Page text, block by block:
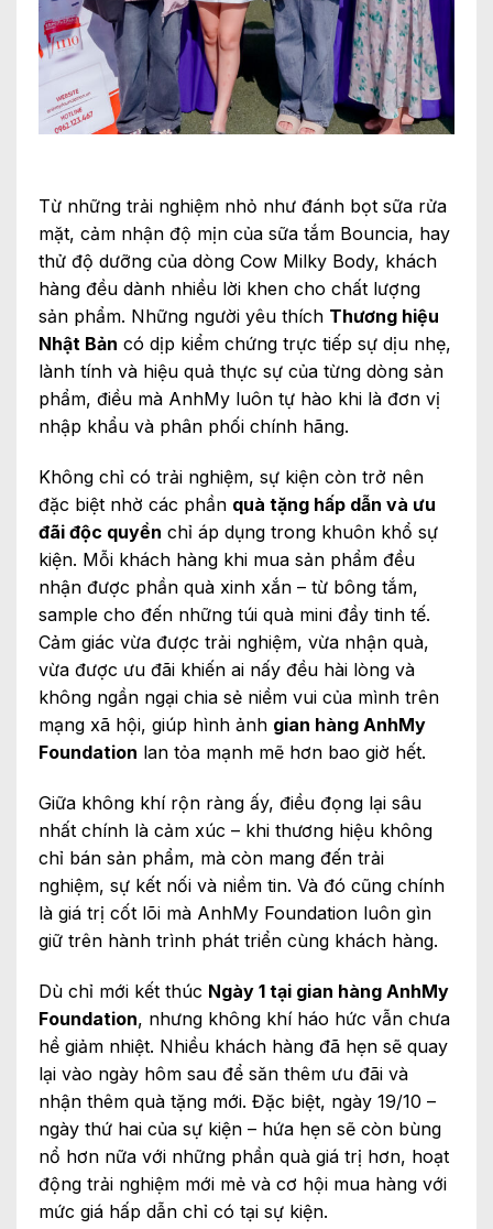
Từ những trải nghiệm nhỏ như đánh bọt sữa rửa
mặt, cảm nhận độ mịn của sữa tắm Bouncia, hay
thử độ dưỡng của dòng Cow Milky Body, khách
hàng đều dành nhiều lời khen cho chất lượng
sản phẩm. Những người yêu thích Thương hiệu
Nhật Bản có dịp kiểm chứng trực tiếp sự dịu nhẹ,
lành tính và hiệu quả thực sự của từng dòng sản
phẩm, điều mà AnhMy luôn tự hào khi là đơn vị
nhập khẩu và phân phối chính hãng.
Không chỉ có trải nghiệm, sự kiện còn trở nên
đặc biệt nhờ các phần quà tặng hấp dẫn và ưu
đãi độc quyền chỉ áp dụng trong khuôn khổ sự
kiện. Mỗi khách hàng khi mua sản phẩm đều
nhận được phần quà xinh xắn – từ bông tắm,
sample cho đến những túi quà mini đầy tinh tế.
Cảm giác vừa được trải nghiệm, vừa nhận quà,
vừa được ưu đãi khiến ai nấy đều hài lòng và
không ngần ngại chia sẻ niềm vui của mình trên
mạng xã hội, giúp hình ảnh gian hàng AnhMy
Foundation lan tỏa mạnh mẽ hơn bao giờ hết.
Giữa không khí rộn ràng ấy, điều đọng lại sâu
nhất chính là cảm xúc – khi thương hiệu không
chỉ bán sản phẩm, mà còn mang đến trải
nghiệm, sự kết nối và niềm tin. Và đó cũng chính
là giá trị cốt lõi mà AnhMy Foundation luôn gìn
giữ trên hành trình phát triển cùng khách hàng.
Dù chỉ mới kết thúc Ngày 1 tại gian hàng AnhMy
Foundation, nhưng không khí háo hức vẫn chưa
hề giảm nhiệt. Nhiều khách hàng đã hẹn sẽ quay
lại vào ngày hôm sau để săn thêm ưu đãi và
nhận thêm quà tặng mới. Đặc biệt, ngày 19/10 –
ngày thứ hai của sự kiện – hứa hẹn sẽ còn bùng
nổ hơn nữa với những phần quà giá trị hơn, hoạt
động trải nghiệm mới mẻ và cơ hội mua hàng với
mức giá hấp dẫn chỉ có tại sự kiện.